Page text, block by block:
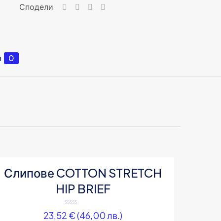
Сподели
0
Слипове COTTON STRETCH
HIP BRIEF
Оценено
на
23,52 €(46,00 лв.)